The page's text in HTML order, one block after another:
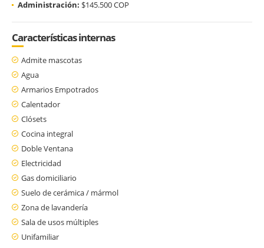
Administración: $145.500 COP
Características internas
Admite mascotas
Agua
Armarios Empotrados
Calentador
Clósets
Cocina integral
Doble Ventana
Electricidad
Gas domiciliario
Suelo de cerámica / mármol
Zona de lavandería
Sala de usos múltiples
Unifamiliar